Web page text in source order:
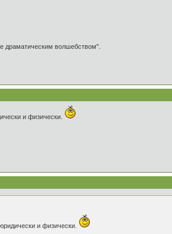
драматическим волшебством".
и физически.
и физически.